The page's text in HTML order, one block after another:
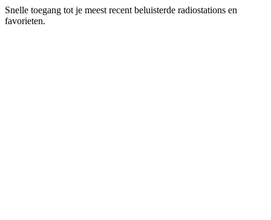
Snelle toegang tot je meest recent beluisterde radiostations en
favorieten.